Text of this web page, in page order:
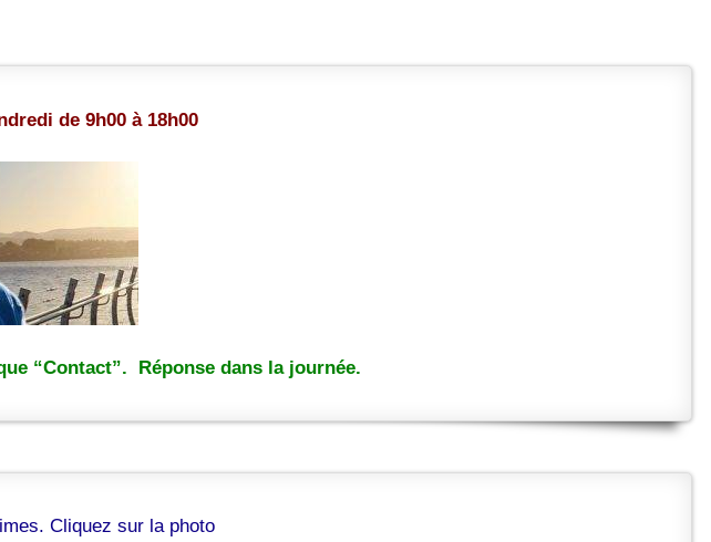
de 9h00 à 18h00
“Contact”. Réponse dans la journée.
Cliquez sur la photo